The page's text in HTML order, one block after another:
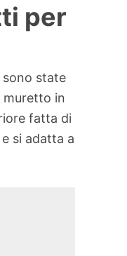
per
sono state
muretto in
fatta di
si adatta a